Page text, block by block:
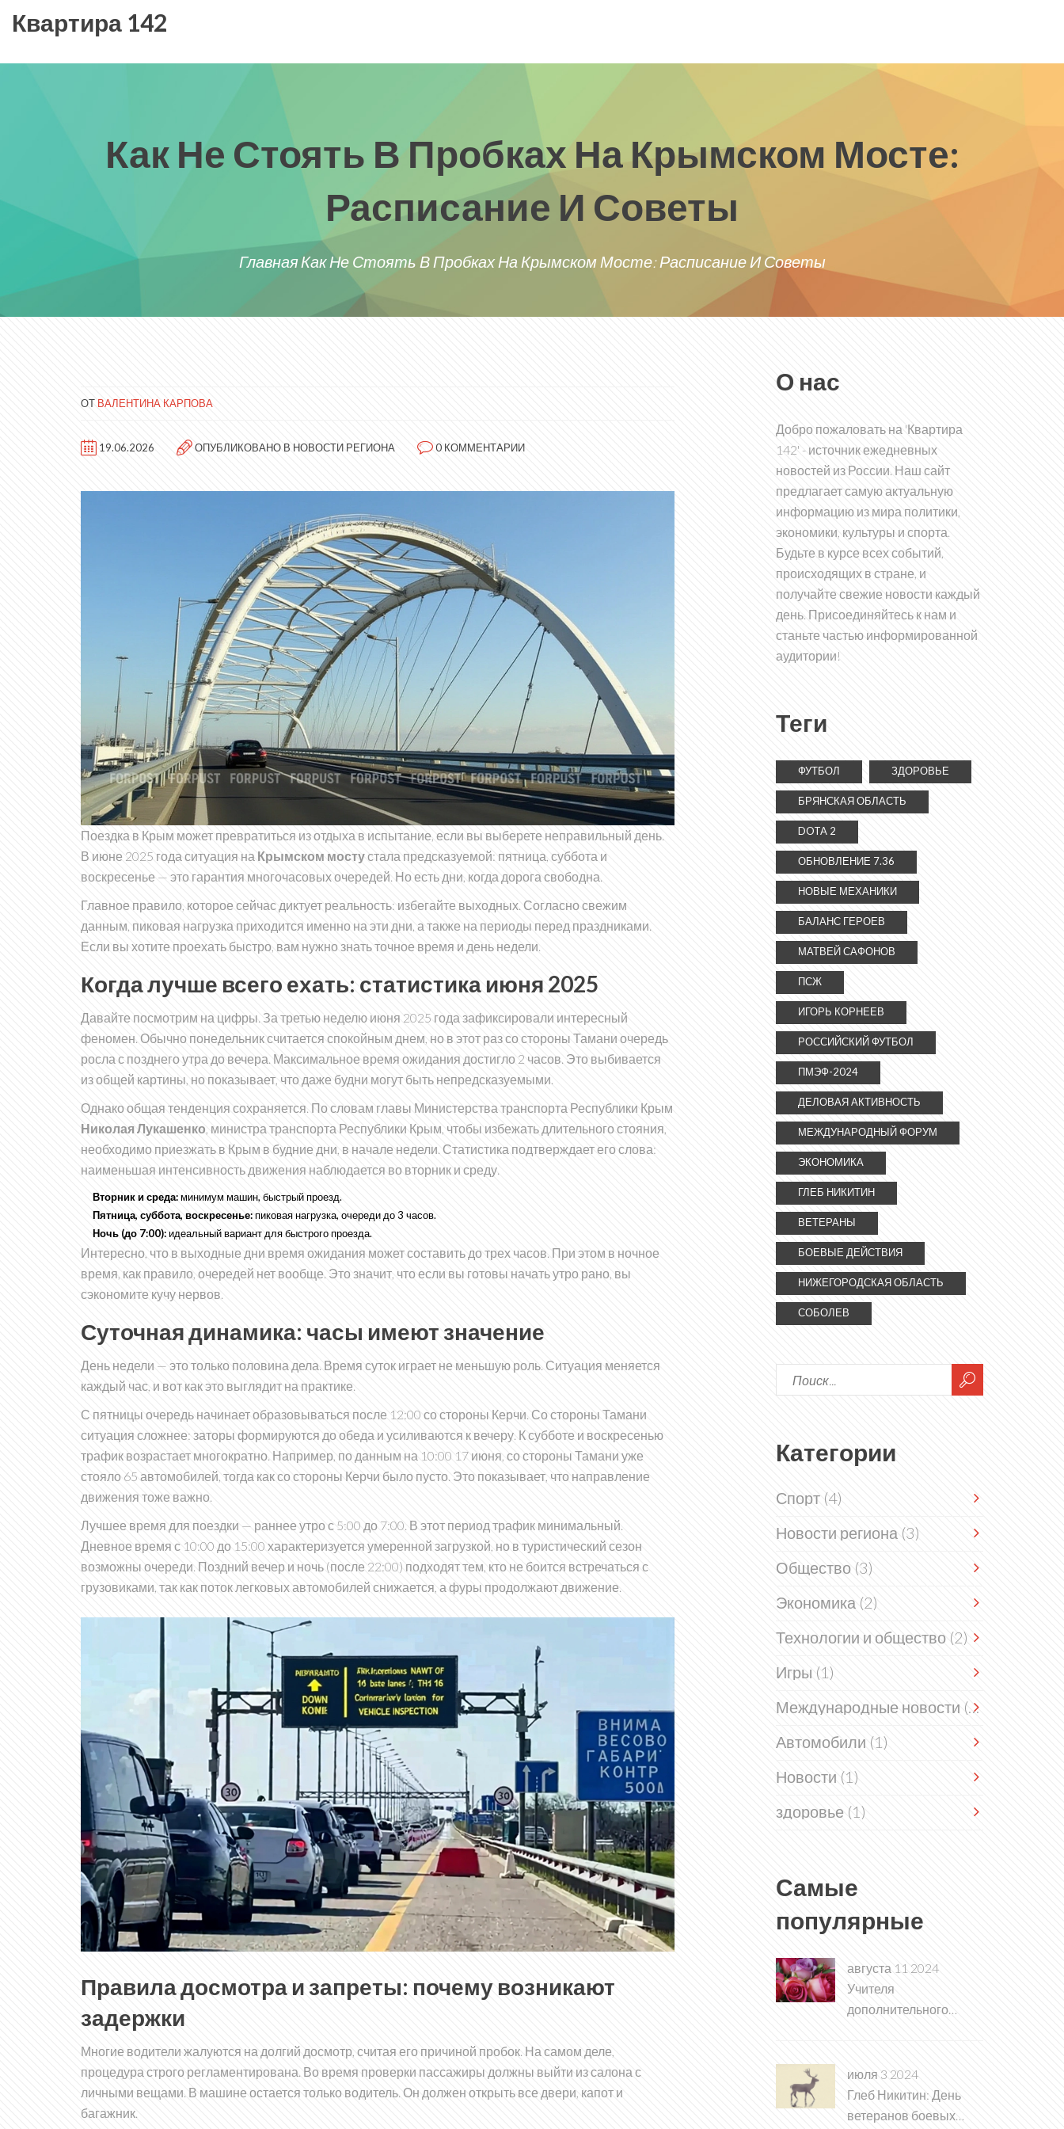
Квартира 142
Как Не Стоять В Пробках На Крымском Мосте:
Расписание И Советы
ГлавнаяКак Не Стоять В Пробках На Крымском Мосте: Расписание И Советы
ОТ ВАЛЕНТИНА КАРПОВА
19.06.2026 ОПУБЛИКОВАНО В НОВОСТИ РЕГИОНА 0 КОММЕНТАРИИ
Поездка в Крым может превратиться из отдыха в испытание, если вы выберете неправильный день.
В июне 2025 года ситуация на Крымском мостустала предсказуемой: пятница, суббота и
воскресенье — это гарантия многочасовых очередей. Но есть дни, когда дорога свободна.
Главное правило, которое сейчас диктует реальность: избегайте выходных. Согласно свежим
данным, пиковая нагрузка приходится именно на эти дни, а также на периоды перед праздниками.
Если вы хотите проехать быстро, вам нужно знать точное время и день недели.
Когда лучше всего ехать: статистика июня 2025
Давайте посмотрим на цифры. За третью неделю июня 2025 года зафиксировали интересный
феномен. Обычно понедельник считается спокойным днем, но в этот раз со стороны Тамани очередь
росла с позднего утра до вечера. Максимальное время ожидания достигло 2 часов. Это выбивается
из общей картины, но показывает, что даже будни могут быть непредсказуемыми.
Однако общая тенденция сохраняется. По словам главы Министерства транспорта Республики Крым
Николая Лукашенко, министра транспорта Республики Крым, чтобы избежать длительного стояния,
необходимо приезжать в Крым в будние дни, в начале недели. Статистика подтверждает его слова:
наименьшая интенсивность движения наблюдается во вторник и среду.
Вторник и среда:минимум машин, быстрый проезд.
Пятница, суббота, воскресенье:пиковая нагрузка, очереди до 3 часов.
Ночь (до 7:00):идеальный вариант для быстрого проезда.
Интересно, что в выходные дни время ожидания может составить до трех часов. При этом в ночное
время, как правило, очередей нет вообще. Это значит, что если вы готовы начать утро рано, вы
сэкономите кучу нервов.
Суточная динамика: часы имеют значение
День недели — это только половина дела. Время суток играет не меньшую роль. Ситуация меняется
каждый час, и вот как это выглядит на практике.
С пятницы очередь начинает образовываться после 12:00 со стороны Керчи. Со стороны Тамани
ситуация сложнее: заторы формируются до обеда и усиливаются к вечеру. К субботе и воскресенью
трафик возрастает многократно. Например, по данным на 10:00 17 июня, со стороны Тамани уже
стояло 65 автомобилей, тогда как со стороны Керчи было пусто. Это показывает, что направление
движения тоже важно.
Лучшее время для поездки — раннее утро с 5:00 до 7:00. В этот период трафик минимальный.
Дневное время с 10:00 до 15:00 характеризуется умеренной загрузкой, но в туристический сезон
возможны очереди. Поздний вечер и ночь (после 22:00) подходят тем, кто не боится встречаться с
грузовиками, так как поток легковых автомобилей снижается, а фуры продолжают движение.
Правила досмотра и запреты: почему возникают
задержки
Многие водители жалуются на долгий досмотр, считая его причиной пробок. На самом деле,
процедура строго регламентирована. Во время проверки пассажиры должны выйти из салона с
личными вещами. В машине остается только водитель. Он должен открыть все двери, капот и
багажник.
О нас
Добро пожаловать на 'Квартира
142' - источник ежедневных
новостей из России. Наш сайт
предлагает самую актуальную
информацию из мира политики,
экономики, культуры и спорта.
Будьте в курсе всех событий,
происходящих в стране, и
получайте свежие новости каждый
день. Присоединяйтесь к нам и
станьте частью информированной
аудитории!
Теги
ФУТБОЛ ЗДОРОВЬЕ
БРЯНСКАЯ ОБЛАСТЬ
DOTA 2
ОБНОВЛЕНИЕ 7.36
НОВЫЕ МЕХАНИКИ
БАЛАНС ГЕРОЕВ
МАТВЕЙ САФОНОВ
ПСЖ
ИГОРЬ КОРНЕЕВ
РОССИЙСКИЙ ФУТБОЛ
ПМЭФ-2024
ДЕЛОВАЯ АКТИВНОСТЬ
МЕЖДУНАРОДНЫЙ ФОРУМ
ЭКОНОМИКА
ГЛЕБ НИКИТИН
ВЕТЕРАНЫ
БОЕВЫЕ ДЕЙСТВИЯ
НИЖЕГОРОДСКАЯ ОБЛАСТЬ
СОБОЛЕВ
Категории
Спорт (4)
Новости региона (3)
Общество (3)
Экономика (2)
Технологии и общество (2)
Игры (1)
Международные новости (1)
Автомобили (1)
Новости (1)
здоровье (1)
Самые
популярные
августа 11 2024
Учителя
дополнительного
вышли в финал
всероссийского
конкурса
июля 3 2024
Глеб Никитин: День
ветеранов боевых